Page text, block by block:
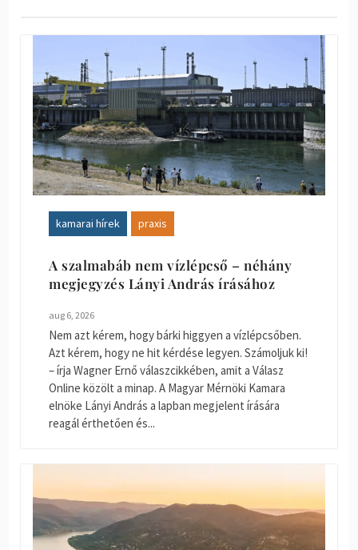
kamarai hírek praxis
A szalmabáb nem vízlépcső – néhány
megjegyzés Lányi András írásához
aug 6, 2026
Nem azt kérem, hogy bárki higgyen a vízlépcsőben.
Azt kérem, hogy ne hit kérdése legyen. Számoljuk ki!
– írja Wagner Ernő válaszcikkében, amit a Válasz
Online közölt a minap. A Magyar Mérnöki Kamara
elnöke Lányi András a lapban megjelent írására
reagál érthetően és...